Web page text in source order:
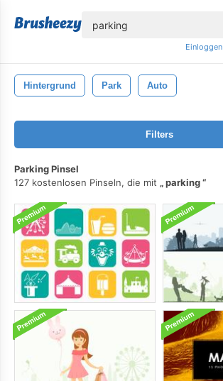
Einloggen
Hintergrund Park Auto
Filters
Parking Pinsel
127 kostenlosen Pinseln, die mit
parking